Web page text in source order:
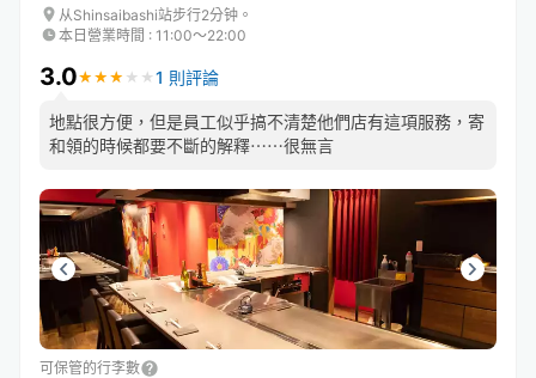
从Shinsaibashi站步行2分钟。
本日營業時間 : 11:00〜22:00
3.0★ ★ ★ ★ ★
★ ★ ★ ★ ★ 1 則評論
地點很方便，但是員工似乎搞不清楚他們店有這項服務，寄
和領的時候都要不斷的解釋⋯⋯很無言
可保管的行李數